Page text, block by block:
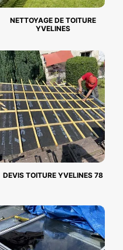
NETTOYAGE DE TOITURE
YVELINES
DEVIS TOITURE YVELINES 78